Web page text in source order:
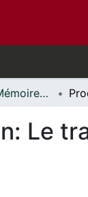
Travail social - Mémoires // Social Work - Research Papers
Le